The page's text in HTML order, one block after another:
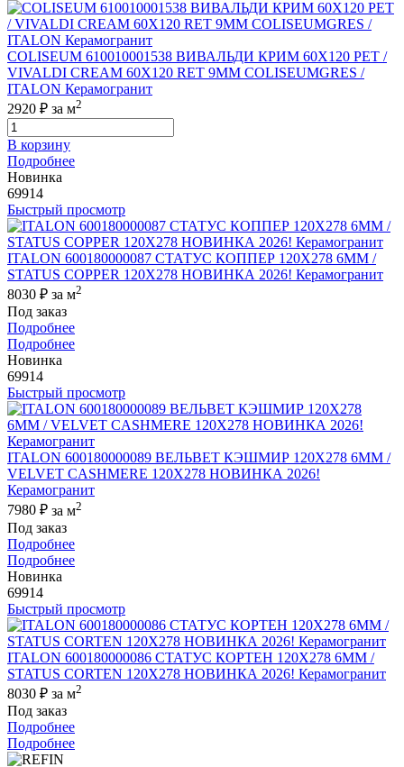
COLISEUM 610010001538 ВИВАЛЬДИ КРИМ 60X120 РЕТ /
VIVALDI CREAM 60X120 RET 9MM COLISEUMGRES /
ITALON Керамогранит
2920 ₽ за м2
В корзину
Подробнее
Новинка
69914
Быстрый просмотр
ITALON 600180000087 СТАТУС КОППЕР 120X278 6ММ /
STATUS COPPER 120X278 НОВИНКА 2026! Керамогранит
8030 ₽ за м2
Под заказ
Подробнее
Подробнее
Новинка
69914
Быстрый просмотр
ITALON 600180000089 ВЕЛЬВЕТ КЭШМИР 120X278 6ММ /
VELVET CASHMERE 120X278 НОВИНКА 2026!
Керамогранит
7980 ₽ за м2
Под заказ
Подробнее
Подробнее
Новинка
69914
Быстрый просмотр
ITALON 600180000086 СТАТУС КОРТЕН 120X278 6ММ /
STATUS CORTEN 120X278 НОВИНКА 2026! Керамогранит
8030 ₽ за м2
Под заказ
Подробнее
Подробнее